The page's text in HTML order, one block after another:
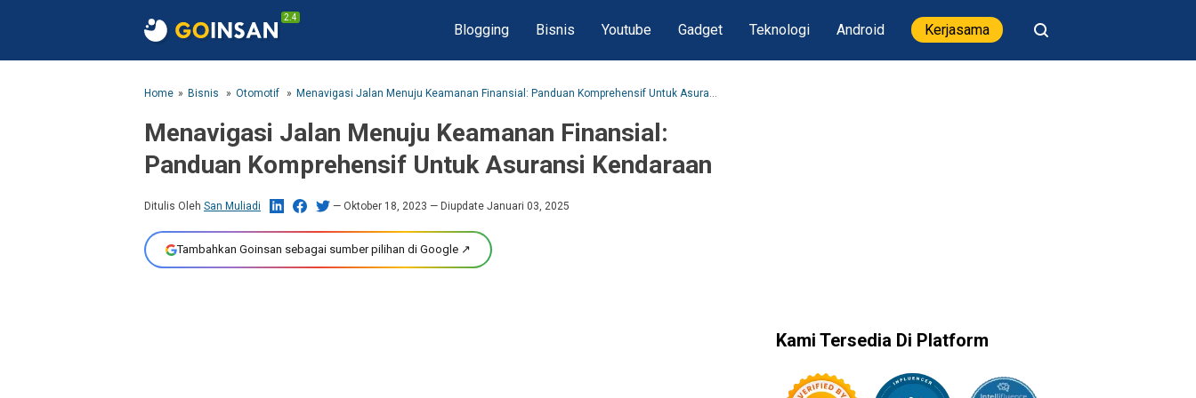
2.4
Blogging Bisnis Youtube Gadget Teknologi Android Kerjasama
Home Bisnis Otomotif Menavigasi Jalan Menuju Keamanan Finansial: Panduan Komprehensif Untuk Asuransi Kendaraan
Menavigasi Jalan Menuju Keamanan Finansial:
Panduan Komprehensif Untuk Asuransi Kendaraan
Ditulis Oleh San Muliadi Oktober 18, 2023 — Diupdate Januari 03, 2025
Tambahkan Goinsan sebagai sumber pilihan di Google ↗
Kami Tersedia Di Platform